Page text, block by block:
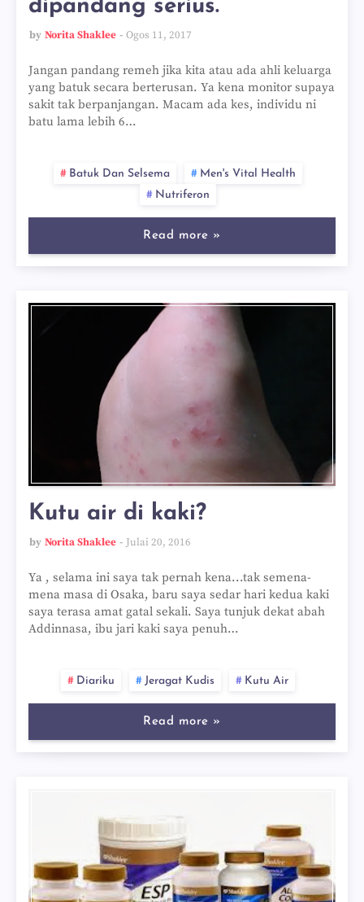
dipandang serius.
by Norita Shaklee Ogos 11, 2017
Jangan pandang remeh jika kita atau ada ahli keluarga
yang batuk secara berterusan. Ya kena monitor supaya
sakit tak berpanjangan. Macam ada kes, individu ni
batu lama lebih 6…
Batuk Dan Selsema
Men's Vital Health
Nutriferon
Read more »
Kutu air di kaki?
by Norita Shaklee Julai 20, 2016
Ya , selama ini saya tak pernah kena...tak semena-
mena masa di Osaka, baru saya sedar hari kedua kaki
saya terasa amat gatal sekali. Saya tunjuk dekat abah
Addinnasa, ibu jari kaki saya penuh…
Diariku Jeragat Kudis Kutu Air
Read more »